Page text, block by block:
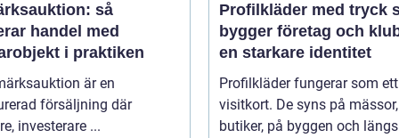
så
handel med
i praktiken
är en
försäljning där
investerare ...
Profilkläder med tryck så
bygger företag och
en starkare identitet
Profilkläder fungerar som
visitkort. De syns på
butiker, på byggen och